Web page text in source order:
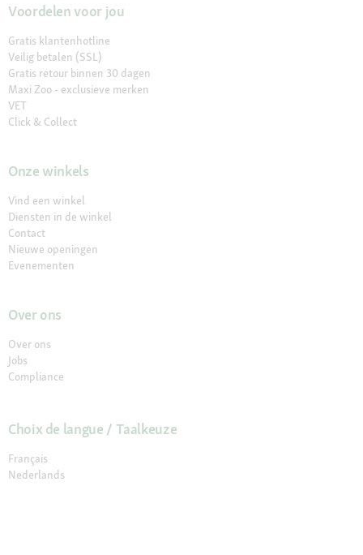
Voordelen voor jou
Gratis klantenhotline
Veilig betalen (SSL)
Gratis retour binnen 30 dagen
Maxi Zoo - exclusieve merken
VET
Click & Collect
Onze winkels
Vind een winkel
Diensten in de winkel
Contact
Nieuwe openingen
Evenementen
Over ons
Over ons
Jobs
Compliance
Choix de langue / Taalkeuze
Français
Nederlands